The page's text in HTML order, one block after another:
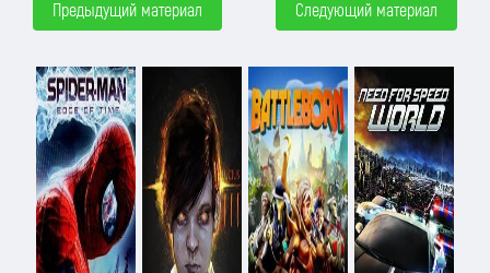
Предыдущий материал Следующий материал